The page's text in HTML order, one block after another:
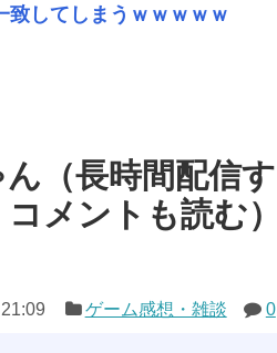
致してしまうｗｗｗｗｗ
（長時間配信す
メントも読む）
ゲーム感想・雑談 0